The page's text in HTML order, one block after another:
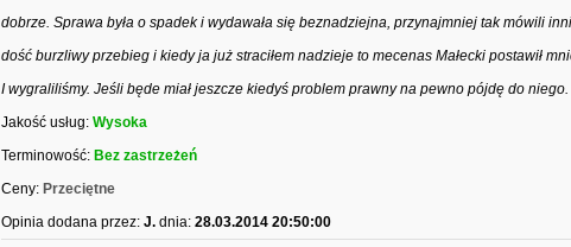
dobrze. Sprawa była o spadek i wydawała się beznadziejna, przynajmniej tak mówili
dość burzliwy przebieg i kiedy ja już straciłem nadzieje to mecenas Małecki postawił
I wygraliliśmy. Jeśli będe miał jeszcze kiedyś problem prawny na pewno pójdę do
Jakość usług: Wysoka
Terminowość: Bez zastrzeżeń
Ceny: Przeciętne
Opinia dodana przez: J. dnia: 28.03.2014 20:50:00